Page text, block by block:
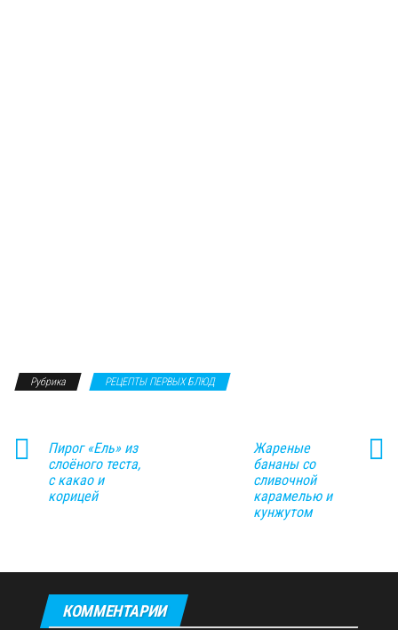
Рубрика РЕЦЕПТЫ ПЕРВЫХ БЛЮД
Пирог «Ель» из
слоёного теста,
с какао и
корицей
Жареные
бананы со
сливочной
карамелью и
кунжутом
КОММЕНТАРИИ